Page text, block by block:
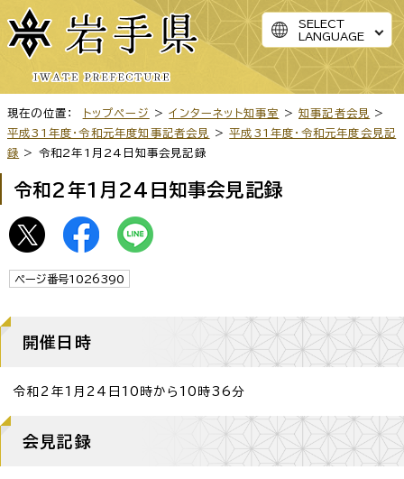
SELECT
LANGUAGE
現在の位置： トップページ >インターネット知事室 >知事記者会見
>
平成31年度・令和元年度知事記者会見
>平成31年度・令和元年度会見記
録 > 令和2年1月24日知事会見記録
令和2年1月24日知事会見記録
ページ番号1026390
開催日時
令和2年1月24日10時から10時36分
会見記録